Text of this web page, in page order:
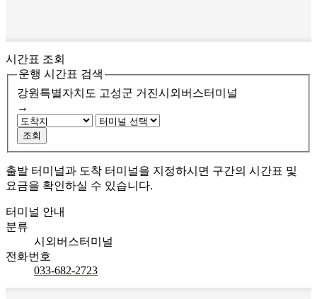
시간표 조회
운행 시간표 검색
강원특별자치도 고성군 거진시외버스터미널
→
조회
출발 터미널과 도착 터미널을 지정하시면 구간의 시간표 및
요금을 확인하실 수 있습니다.
터미널 안내
분류
시외버스터미널
전화번호
033-682-2723